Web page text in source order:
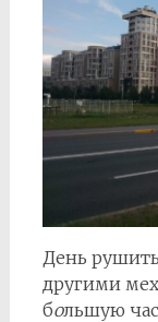
День
другими
большую